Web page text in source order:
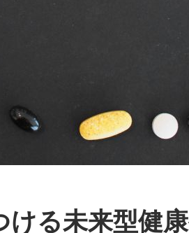
る未来型健